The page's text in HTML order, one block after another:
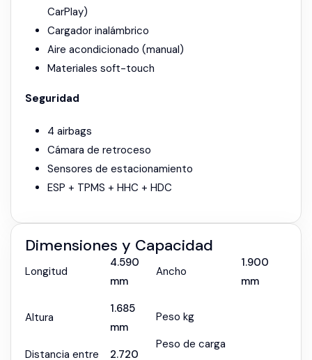
CarPlay)
Cargador inalámbrico
Aire acondicionado (manual)
Materiales soft-touch
Seguridad
4 airbags
Cámara de retroceso
Sensores de estacionamiento
ESP + TPMS + HHC + HDC
Dimensiones y Capacidad
Longitud
4.590
mm
Altura
1.685
mm
Distancia entre
2.720
Ancho
1.900
mm
Peso kg
Peso de carga